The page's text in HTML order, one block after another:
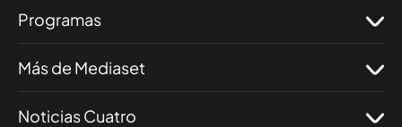
Programas
Más de Mediaset
Noticias Cuatro